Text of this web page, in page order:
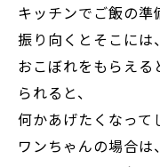
キッチンでご飯の準
振り向くとそこには
おこぼれをもらえる
られると、
何かあげたくなって
ワンちゃんの場合は